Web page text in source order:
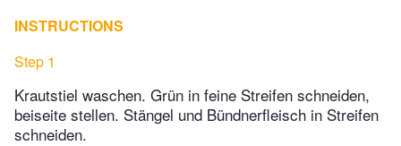
INSTRUCTIONS
Step 1
Krautstiel waschen. Grün in feine Streifen schneiden,
beiseite stellen. Stängel und Bündnerfleisch in Streifen
schneiden.